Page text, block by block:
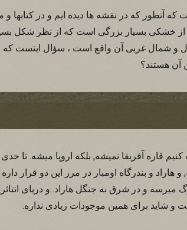
آنطور که در نقشه ها دیده ایم و در کتابها و
از خشکی بسیار بزرگی است که از نظر شکل
شمال غربی آن واقع است ، سؤال اینست که
آن هستند؟
قاره آفریقا نمیشه, بلکه اروپا میشه. تا
و بندرگاه اومبار در مرز این دو قرار داره ,
و در شرق به جنگل هاراد. و دریای
شاید برای همین موجودات زیادی نداره.